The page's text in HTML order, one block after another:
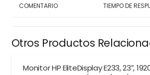
COMENTARIO TIEMPO DE
Otros Productos
Monitor HP EliteDisplay E233, 23″,